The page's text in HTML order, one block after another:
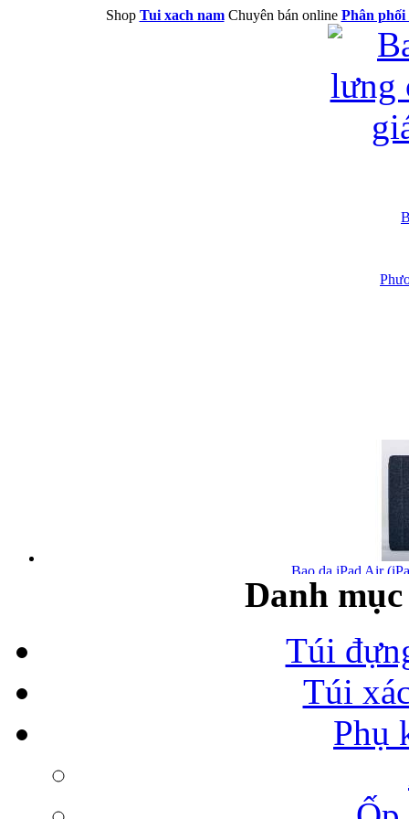
Shop Tui xach namChuyên bán online Phân phối
Bao da iPad Air
Bao da iPad Air
Danh
Túi
Túi
Phụ